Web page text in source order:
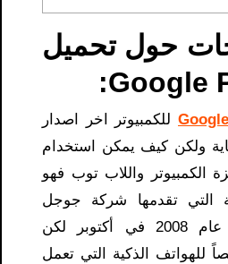
حول تحميل
للكمبيوتر اخر اصدار
للغاية ولكن كيف يمكن استخدام
الكمبيوتر واللاب توب فهو
التي تقدمها شركة جوجل
العملاقة منذ أواخر عام 2008 في أكتوبر لكن
للهواتف الذكية التي تعمل